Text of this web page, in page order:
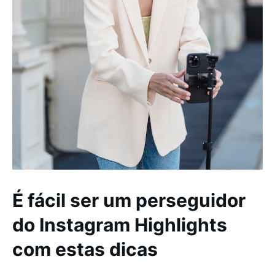
É fácil ser um perseguidor
do Instagram Highlights
com estas dicas